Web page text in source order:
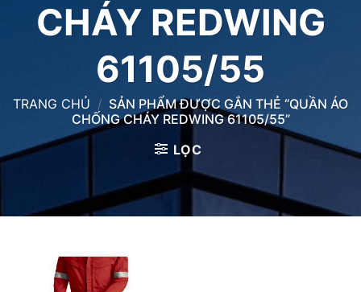
CHÁY REDWING
61105/55
TRANG CHỦ / SẢN PHẨM ĐƯỢC GẮN THẺ “QUẦN ÁO
CHỐNG CHÁY REDWING 61105/55”
LỌC